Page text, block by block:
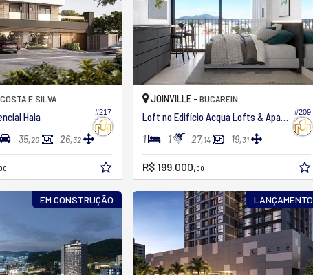
#217
COSTA E SILVA
Haia
35,26 26,32
00
#209
JOINVILLE - BUCAREIN
Loft no Edifício Acqua Lofts & Apartments
1 1 27,14 19,31
R$ 199.000,00
EM CONSTRUÇÃO LANÇAMENTO